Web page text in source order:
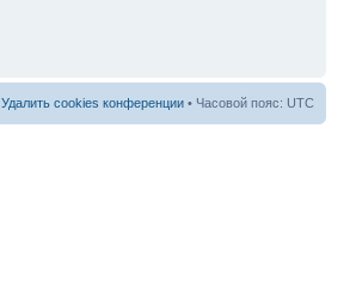
Удалить cookies конференции • Часовой пояс: UTC